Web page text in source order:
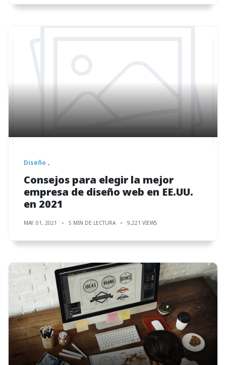
Diseño
Consejos para elegir la mejor
empresa de diseño web en EE.UU.
en 2021
MAY. 01, 2021 5 MIN DE LECTURA 9,221 VIEWS